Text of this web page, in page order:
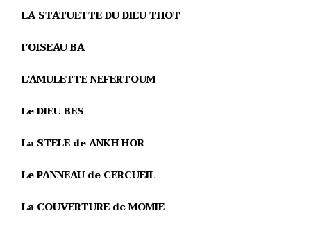
LA STATUETTE DU DIEU THOT
l'OISEAU BA
L'AMULETTE NEFERTOUM
Le DIEU BES
La STELE de ANKH HOR
Le PANNEAU de CERCUEIL
La COUVERTURE de MOMIE